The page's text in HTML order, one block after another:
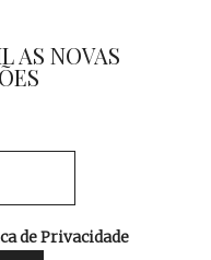
AS NOVAS
de Privacidade